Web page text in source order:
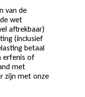
van de
wet
aftrekbaar)
(inclusief
betaal
erfenis of
met
zijn met onze